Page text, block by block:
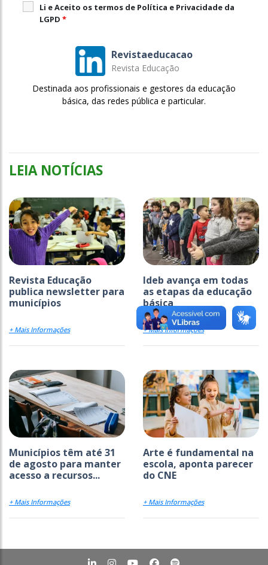
Li e Aceito os termos de Política e Privacidade da
LGPD *
Revistaeducacao
Revista Educação
Destinada aos profissionais e gestores da educação
básica, das redes pública e particular.
LEIA NOTÍCIAS
Revista Educação
publica newsletter para
municípios
+ Mais Informações
Ideb avança em todas
as etapas da educação
básica
+ Mais Informações
Municípios têm até 31
de agosto para manter
acesso a recursos...
+ Mais Informações
Arte é fundamental na
escola, aponta parecer
do CNE
+ Mais Informações